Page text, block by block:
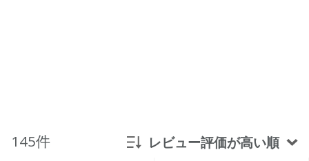
145件 レビュー評価が高い順